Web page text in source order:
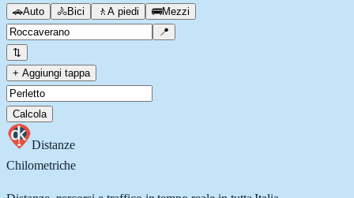
🚗Auto 🚴Bici 🚶 A piedi 🚌Mezzi
📍
⇅
+ Aggiungi tappa
Calcola
Distanze
Chilometriche